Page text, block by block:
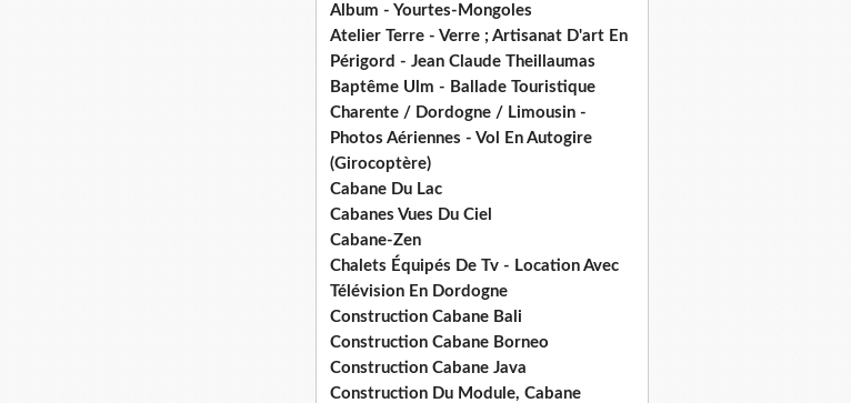
Album - Yourtes-Mongoles
Atelier Terre - Verre ; Artisanat D'art En
Périgord - Jean Claude Theillaumas
Baptême Ulm - Ballade Touristique
Charente / Dordogne / Limousin -
Photos Aériennes - Vol En Autogire
(Girocoptère)
Cabane Du Lac
Cabanes Vues Du Ciel
Cabane-Zen
Chalets Équipés De Tv - Location Avec
Télévision En Dordogne
Construction Cabane Bali
Construction Cabane Borneo
Construction Cabane Java
Construction Du Module, Cabane